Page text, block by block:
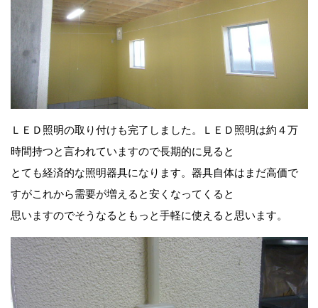
ＬＥＤ照明の取り付けも完了しました。ＬＥＤ照明は約４万
時間持つと言われていますので長期的に見ると
とても経済的な照明器具になります。器具自体はまだ高価で
すがこれから需要が増えると安くなってくると
思いますのでそうなるともっと手軽に使えると思います。